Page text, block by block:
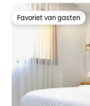
Favoriet van gasten
Favoriet van gasten